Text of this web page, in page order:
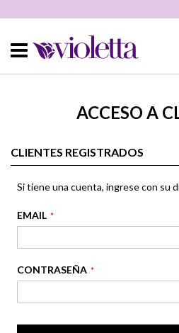
ACCESO A
CLIENTES REGISTRADOS
Si tiene una cuenta, ingrese con su
EMAIL
CONTRASEÑA